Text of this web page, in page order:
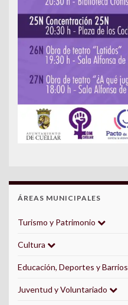
ÁREAS MUNICIPALES
Turismo y Patrimonio
Cultura
Educación, Deportes y Barrios
Juventud y Voluntariado